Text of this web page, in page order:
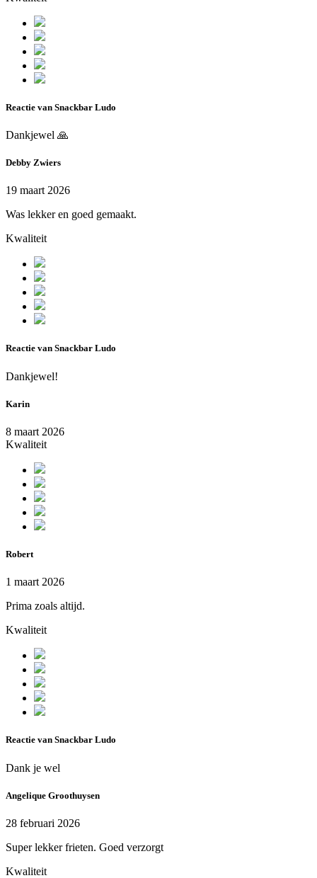
Reactie van Snackbar Ludo
Dankjewel 🙏
Debby Zwiers
19 maart 2026
Was lekker en goed gemaakt.
Kwaliteit
Reactie van Snackbar Ludo
Dankjewel!
Karin
8 maart 2026
Kwaliteit
Robert
1 maart 2026
Prima zoals altijd.
Kwaliteit
Reactie van Snackbar Ludo
Dank je wel
Angelique Groothuysen
28 februari 2026
Super lekker frieten. Goed verzorgt
Kwaliteit